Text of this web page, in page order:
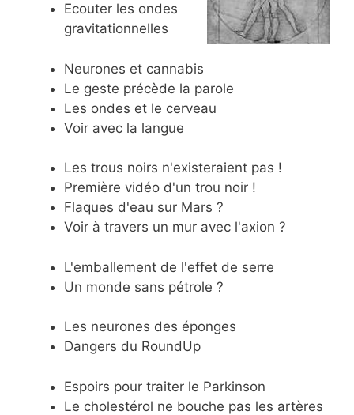
Ecouter les ondes
gravitationnelles
Neurones et cannabis
Le geste précède la parole
Les ondes et le cerveau
Voir avec la langue
Les trous noirs n'existeraient pas !
Première vidéo d'un trou noir !
Flaques d'eau sur Mars ?
Voir à travers un mur avec l'axion ?
L'emballement de l'effet de serre
Un monde sans pétrole ?
Les neurones des éponges
Dangers du RoundUp
Espoirs pour traiter le Parkinson
Le cholestérol ne bouche pas les artères